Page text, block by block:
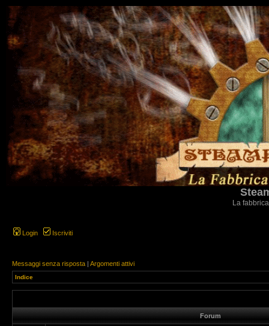
La
Login Iscriviti
Messaggi senza risposta | Argomenti attivi
Indice
Forum